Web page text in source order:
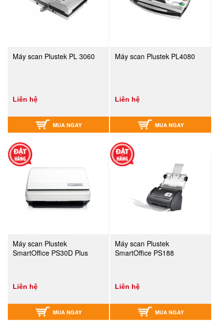
Máy scan Plustek PL 3060
Liên hệ
MUA NGAY
Máy scan Plustek PL4080
Liên hệ
MUA NGAY
Máy scan Plustek
SmartOffice PS30D Plus
Liên hệ
MUA NGAY
Máy scan Plustek
SmartOffice PS188
Liên hệ
MUA NGAY